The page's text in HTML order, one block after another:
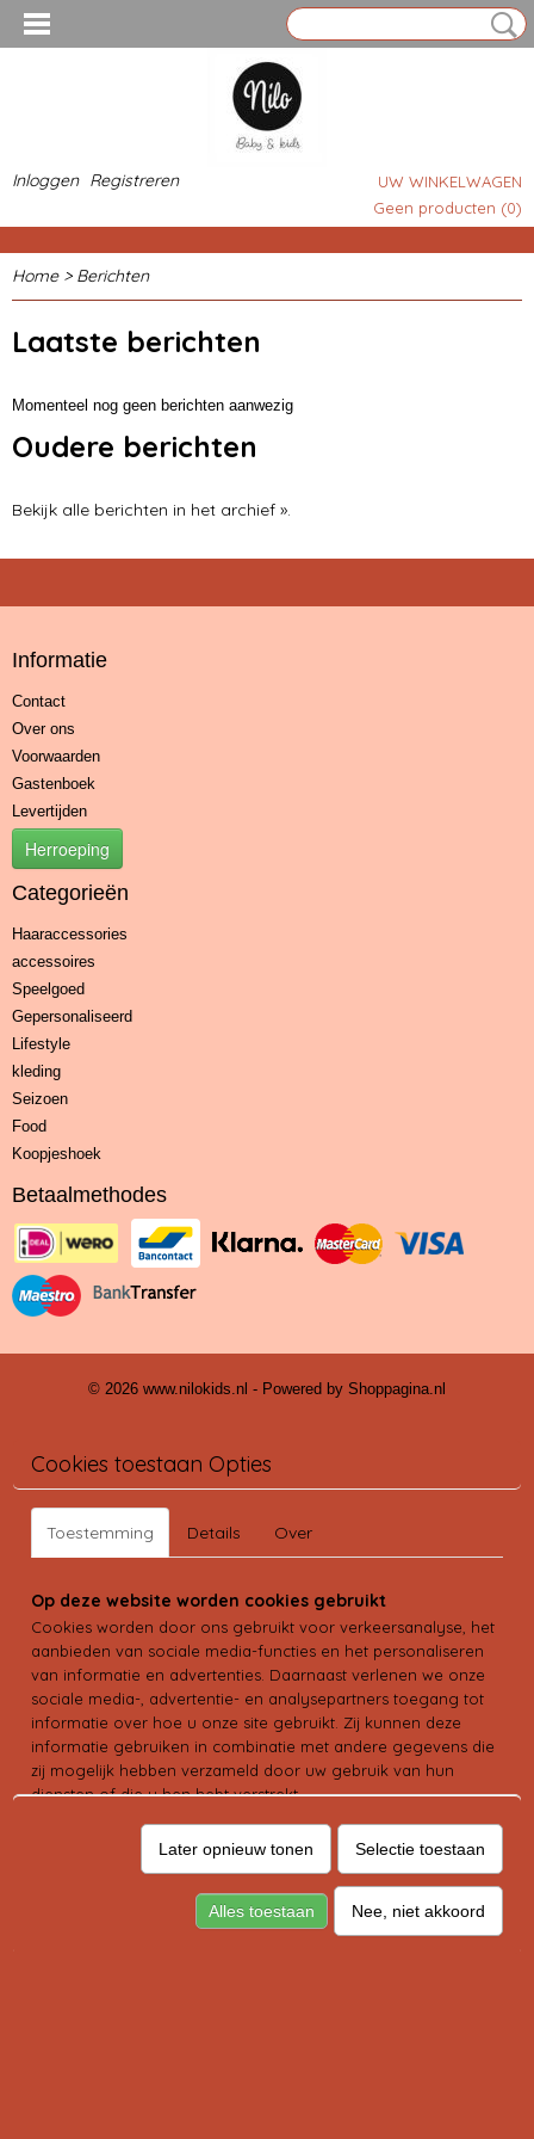
Inloggen Registreren
UW WINKELWAGEN
Geen producten (0)
Home> Berichten
Laatste berichten
Momenteel nog geen berichten aanwezig
Oudere berichten
Bekijk alle berichten in het archief ».
Informatie
Contact
Over ons
Voorwaarden
Gastenboek
Levertijden
Herroeping
Categorieën
Haaraccessories
accessoires
Speelgoed
Gepersonaliseerd
Lifestyle
kleding
Seizoen
Food
Koopjeshoek
Betaalmethodes
© 2026 www.nilokids.nl - Powered by Shoppagina.nl
Cookies toestaan Opties
Toestemming Details Over
Op deze website worden cookies gebruikt
Cookies worden door ons gebruikt voor verkeersanalyse, het
aanbieden van sociale media-functies en het personaliseren
van informatie en advertenties. Daarnaast verlenen we onze
sociale media-, advertentie- en analysepartners toegang tot
informatie over hoe u onze site gebruikt. Zij kunnen deze
informatie gebruiken in combinatie met andere gegevens die
zij mogelijk hebben verzameld door uw gebruik van hun
diensten of die u hen hebt verstrekt.
Later opnieuw tonen Selectie toestaan
Alles toestaan Nee, niet akkoord